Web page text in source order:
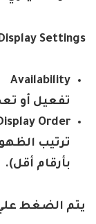
Settings
Availability
تفعيل أو
Order
ترتيب
بأرقام أقل).
يتم الضغط